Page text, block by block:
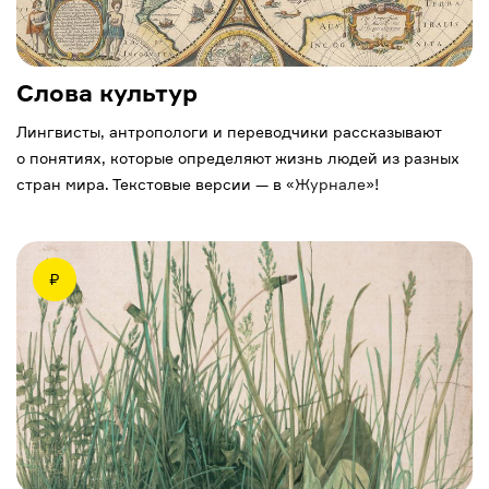
Слова культур
Лингвисты, антропологи и переводчики рассказывают
о понятиях, которые определяют жизнь людей из разных
стран мира. Текстовые версии — в «Журнале»!
₽